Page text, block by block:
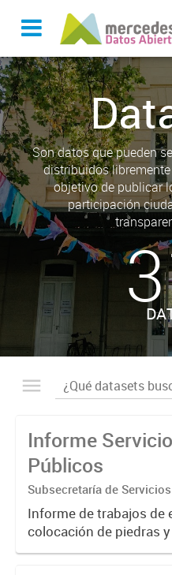
Son datos que pueden
distribuidos
objetivo de publicar
participación
Informe
Públicos
Subsecretaría de
Informe de trabajos de
colocación de piedras
(zanjeo - cruce de